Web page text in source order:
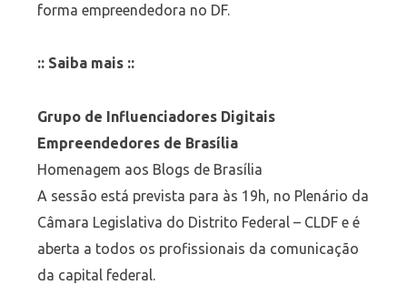
forma empreendedora no DF.
:: Saiba mais ::
Grupo de Influenciadores Digitais
Empreendedores de Brasília
Homenagem aos Blogs de Brasília
A sessão está prevista para às 19h, no Plenário da
Câmara Legislativa do Distrito Federal – CLDF e é
aberta a todos os profissionais da comunicação
da capital federal.